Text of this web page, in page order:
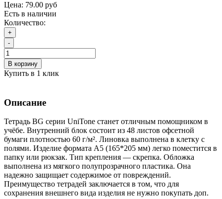
Цена: 79.00 руб
Есть в наличии
Количество:
+
-
В корзину
Купить в 1 клик
Описание
Тетрадь BG серии UniTone станет отличным помощником в
учёбе. Внутренний блок состоит из 48 листов офсетной
бумаги плотностью 60 г/м². Линовка выполнена в клетку с
полями. Изделие формата А5 (165*205 мм) легко поместится в
папку или рюкзак. Тип крепления — скрепка. Обложка
выполнена из мягкого полупрозрачного пластика. Она
надежно защищает содержимое от повреждений.
Преимущество тетрадей заключается в том, что для
сохранения внешнего вида изделия не нужно покупать доп.